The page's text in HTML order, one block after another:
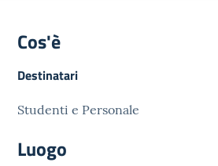
Cos'è
Destinatari
Studenti e Personale
Luogo